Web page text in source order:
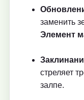
заменить
Элемент
стреляет
залпе.